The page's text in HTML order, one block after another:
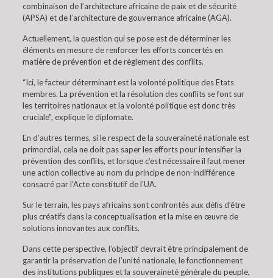
combinaison de l’architecture africaine de paix et de sécurité
(APSA) et de l’architecture de gouvernance africaine (AGA).
Actuellement, la question qui se pose est de déterminer les
éléments en mesure de renforcer les efforts concertés en
matière de prévention et de règlement des conflits.
“Ici, le facteur déterminant est la volonté politique des Etats
membres. La prévention et la résolution des conflits se font sur
les territoires nationaux et la volonté politique est donc très
cruciale”, explique le diplomate.
En d’autres termes, si le respect de la souveraineté nationale est
primordial, cela ne doit pas saper les efforts pour intensifier la
prévention des conflits, et lorsque c’est nécessaire il faut mener
une action collective au nom du principe de non-indifférence
consacré par l’Acte constitutif de l’UA.
Sur le terrain, les pays africains sont confrontés aux défis d’être
plus créatifs dans la conceptualisation et la mise en œuvre de
solutions innovantes aux conflits.
Dans cette perspective, l’objectif devrait être principalement de
garantir la préservation de l’unité nationale, le fonctionnement
des institutions publiques et la souveraineté générale du peuple,